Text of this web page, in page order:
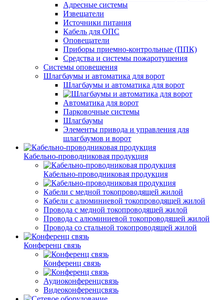
Адресные системы
Извещатели
Источники питания
Кабель для ОПС
Оповещатели
Приборы приемно-контрольные (ППК)
Средства и системы пожаротушения
Системы оповещения
Шлагбаумы и автоматика для ворот
Шлагбаумы и автоматика для ворот
Автоматика для ворот
Парковочные системы
Шлагбаумы
Элементы привода и управления для
шлагбаумов и ворот
Кабельно-проводниковая продукция
Кабельно-проводниковая продукция
Кабели с медной токопроводящей жилой
Кабели с алюминиевой токопроводящей жилой
Провода с медной токопроводящей жилой
Провода с алюминиевой токопроводящей жилой
Провода со стальной токопроводящей жилой
Конференц связь
Конференц связь
Аудиоконференцсвязь
Видеоконференцсвязь